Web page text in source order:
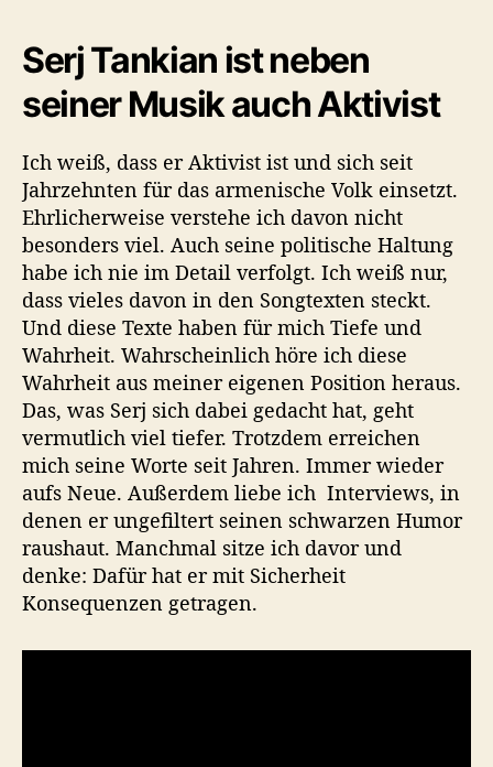
Serj Tankian ist neben
seiner Musik auch Aktivist
Ich weiß, dass er Aktivist ist und sich seit
Jahrzehnten für das armenische Volk einsetzt.
Ehrlicherweise verstehe ich davon nicht
besonders viel. Auch seine politische Haltung
habe ich nie im Detail verfolgt. Ich weiß nur,
dass vieles davon in den Songtexten steckt.
Und diese Texte haben für mich Tiefe und
Wahrheit. Wahrscheinlich höre ich diese
Wahrheit aus meiner eigenen Position heraus.
Das, was Serj sich dabei gedacht hat, geht
vermutlich viel tiefer. Trotzdem erreichen
mich seine Worte seit Jahren. Immer wieder
aufs Neue. Außerdem liebe ich Interviews, in
denen er ungefiltert seinen schwarzen Humor
raushaut. Manchmal sitze ich davor und
denke: Dafür hat er mit Sicherheit
Konsequenzen getragen.